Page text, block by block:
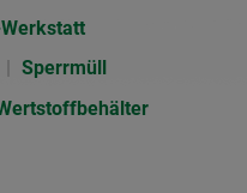
Sperrmüll